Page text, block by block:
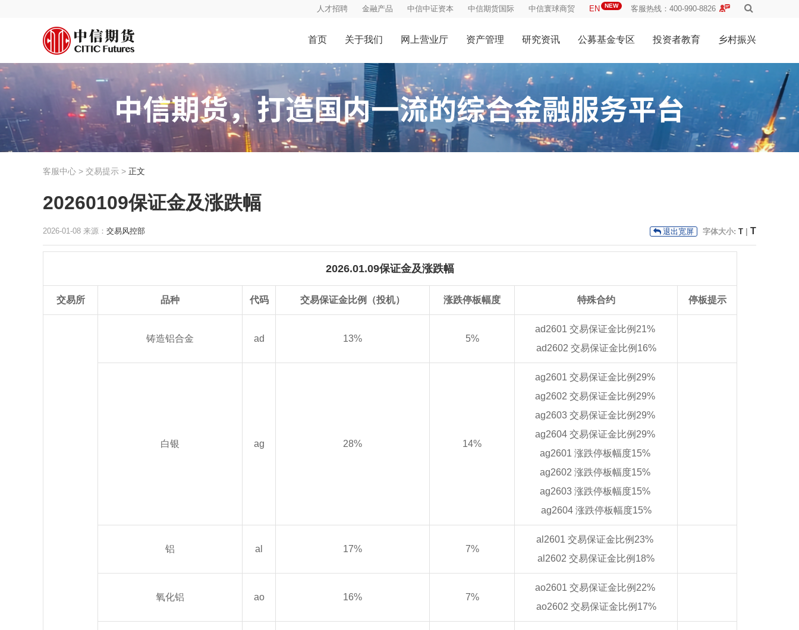
人才招聘 金融产品 中信中证资本 中信期货国际 中信寰球商贸 EN NEW 客服热线：400-990-8826
首页 关于我们 网上营业厅 资产管理 研究资讯 公募基金专区 投资者教育 乡村振兴
客服中心 > 交易提示 > 正文
20260109保证金及涨跌幅
2026-01-08 来源： 交易风控部 退出宽屏 字体大小: T T
2026.01.09保证金及涨跌幅
交易所 品种 代码 交易保证金比例（投机） 涨跌停板幅度 特殊合约 停板提示
铸造铝合金 ad 13% 5%
ad2601 交易保证金比例21%
ad2602 交易保证金比例16%
白银 ag 28% 14%
ag2601 交易保证金比例29%
ag2602 交易保证金比例29%
ag2603 交易保证金比例29%
ag2604 交易保证金比例29%
ag2601 涨跌停板幅度15%
ag2602 涨跌停板幅度15%
ag2603 涨跌停板幅度15%
ag2604 涨跌停板幅度15%
铝 al 17% 7%
al2601 交易保证金比例23%
al2602 交易保证金比例18%
氧化铝 ao 16% 7%
ao2601 交易保证金比例22%
ao2602 交易保证金比例17%